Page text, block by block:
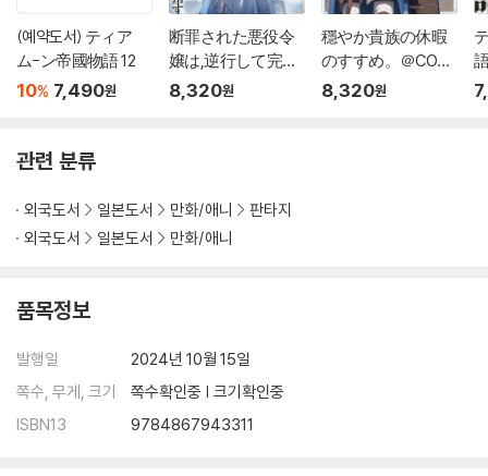
(예약도서) ティア
ム-ン帝國物語 12
10% 7,490원
断罪された悪役令
嬢は,逆行して完璧
な悪女を目指す＠C
8,320원
穩やか貴族の休暇
のすすめ。＠COMI
C 15
8,320원
관련 분류
외국도서 일본도서 만화/애니
판타지
외국도서
일본도서 만화/애니
품목정보
발행일
2024년 10월 15일
쪽수, 무게, 크기
쪽수확인중 | 크기확인중
ISBN13
9784867943311